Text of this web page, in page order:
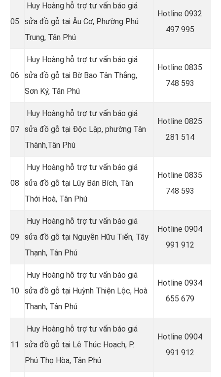
05
Huy Hoàng hỗ trợ tư vấn báo giá
sửa đồ gỗ tại Âu Cơ, Phường Phú
Trung, Tân Phú
Hotline 0932
497 995
06
Huy Hoàng hỗ trợ tư vấn báo giá
sửa đồ gỗ tại Bờ Bao Tân Thắng,
Sơn Ký, Tân Phú
Hotline 0835
748 593
07
Huy Hoàng hỗ trợ tư vấn báo giá
sửa đồ gỗ tại Độc Lập, phường Tân
Thành,Tân Phú
Hotline 0825
281 514
08
Huy Hoàng hỗ trợ tư vấn báo giá
sửa đồ gỗ tại Lũy Bán Bích, Tân
Thới Hoà, Tân Phú
Hotline 0835
748 593
09
Huy Hoàng hỗ trợ tư vấn báo giá
sửa đồ gỗ tại Nguyễn Hữu Tiến, Tây
Thạnh, Tân Phú
Hotline 0904
991 912
10
Huy Hoàng hỗ trợ tư vấn báo giá
sửa đồ gỗ tại Huỳnh Thiện Lộc, Hoà
Thanh, Tân Phú
Hotline 0934
655 679
11
Huy Hoàng hỗ trợ tư vấn báo giá
sửa đồ gỗ tại Lê Thúc Hoạch, P.
Phú Thọ Hòa, Tân Phú
Hotline 0904
991 912